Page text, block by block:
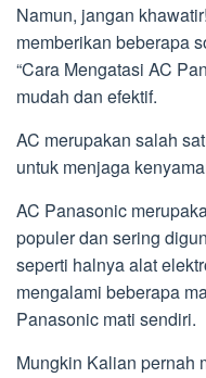
Namun, jangan
memberikan beberapa
“Cara Mengatasi AC
mudah dan efektif.
AC merupakan salah
untuk menjaga
AC Panasonic
populer dan sering
seperti halnya alat
mengalami beberapa
Panasonic mati sendiri.
Mungkin Kalian pernah